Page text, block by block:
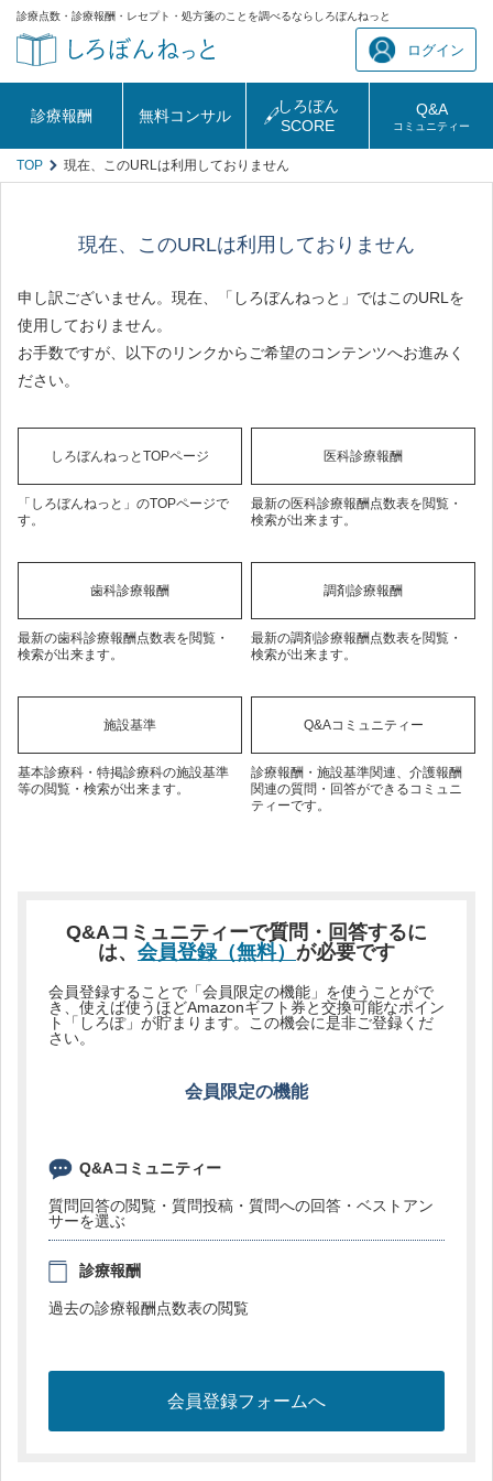
診療点数・診療報酬・レセプト・処方箋のことを調べるならしろぼんねっと
ログイン
診療報酬 無料コンサル
しろぼん
SCORE
Q&A
コミュニティー
TOP 現在、このURLは利用しておりません
現在、このURLは利用しておりません
申し訳ございません。現在、「しろぼんねっと」ではこのURLを
使用しておりません。
お手数ですが、以下のリンクからご希望のコンテンツへお進みく
ださい。
しろぼんねっとTOPページ
「しろぼんねっと」のTOPページで
す。
医科診療報酬
最新の医科診療報酬点数表を閲覧・
検索が出来ます。
歯科診療報酬
最新の歯科診療報酬点数表を閲覧・
検索が出来ます。
調剤診療報酬
最新の調剤診療報酬点数表を閲覧・
検索が出来ます。
施設基準
基本診療科・特掲診療科の施設基準
等の閲覧・検索が出来ます。
Q&Aコミュニティー
診療報酬・施設基準関連、介護報酬
関連の質問・回答ができるコミュニ
ティーです。
Q&Aコミュニティーで質問・回答するに
は、 会員登録（無料） が必要です
会員登録することで「会員限定の機能」を使うことがで
き、使えば使うほどAmazonギフト券と交換可能なポイン
ト「しろぽ」が貯まります。この機会に是非ご登録くだ
さい。
会員限定の機能
Q&Aコミュニティー
質問回答の閲覧・質問投稿・質問への回答・ベストアン
サーを選ぶ
診療報酬
過去の診療報酬点数表の閲覧
会員登録フォームへ